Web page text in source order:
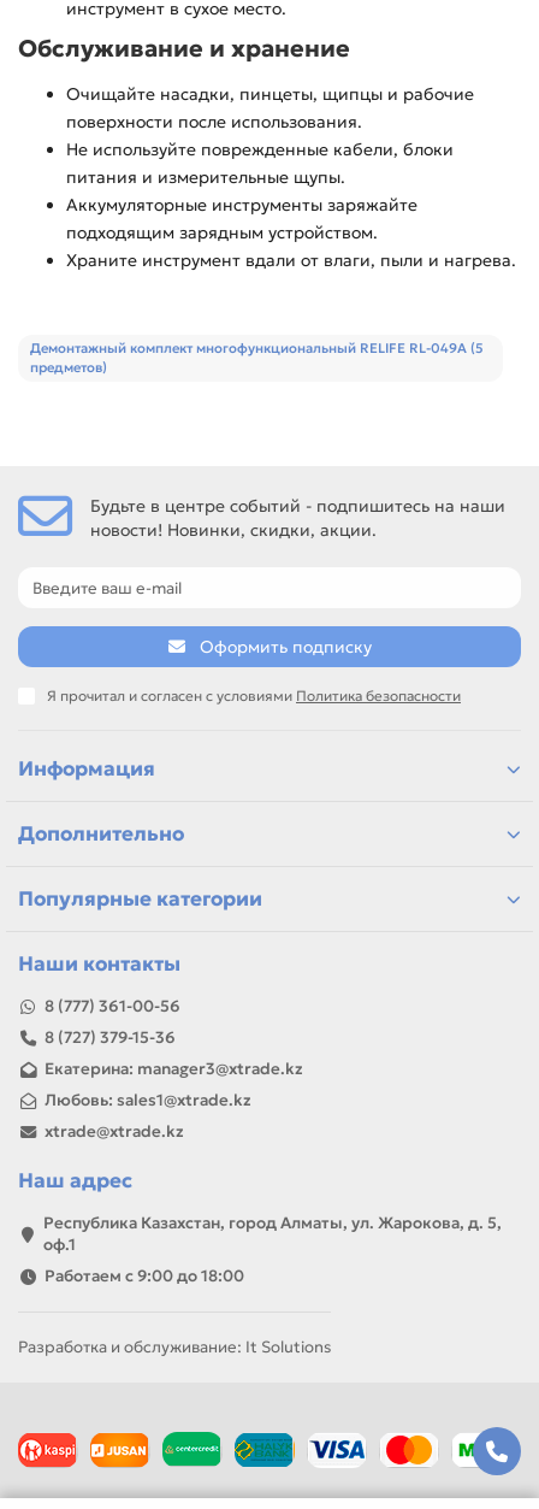
инструмент в сухое место.
Обслуживание и хранение
Очищайте насадки, пинцеты, щипцы и рабочие
поверхности после использования.
Не используйте поврежденные кабели, блоки
питания и измерительные щупы.
Аккумуляторные инструменты заряжайте
подходящим зарядным устройством.
Храните инструмент вдали от влаги, пыли и нагрева.
Демонтажный комплект многофункциональный RELIFE RL-049A (5
предметов)
Будьте в центре событий - подпишитесь на наши
новости! Новинки, скидки, акции.
Оформить подписку
Я прочитал и согласен с условиями Политика безопасности
Информация
Дополнительно
Популярные категории
Наши контакты
8 (777) 361-00-56
8 (727) 379-15-36
Екатерина: manager3@xtrade.kz
Любовь: sales1@xtrade.kz
xtrade@xtrade.kz
Наш адрес
Республика Казахстан, город Алматы, ул. Жарокова, д. 5,
оф.1
Работаем с 9:00 до 18:00
Разработка и обслуживание: It Solutions